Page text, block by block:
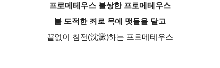
프로메테우스 불쌍한 프로메테우스
불 도적한 죄로 목에 맷돌을 달고
끝없이 침전(沈澱)하는 프로메테우스